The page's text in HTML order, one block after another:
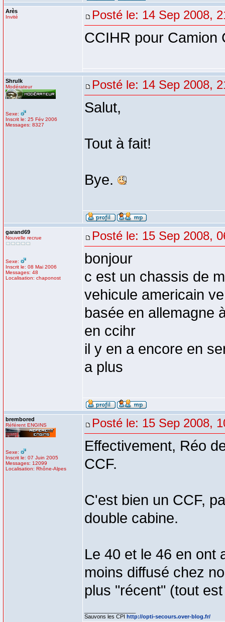
Arès
Invité Posté le: 14 Sep 2008,
CCIHR pour Camion
Shrulk
Modérateur
Sexe:
Inscrit le: 25 Fév 2006
Messages: 8327
Posté le: 14 Sep 2008,
Salut,
Tout à fait!
Bye.
garand69
Nouvelle recrue
Sexe:
Inscrit le: 08 Mai 2006
Messages: 48
Localisation: chaponost
Posté le: 15 Sep 2008,
bonjour
c est un chassis de
vehicule americain
basée en allemagne
en ccihr
il y en a encore en
a plus
brembored
Référent ENGINS
Sexe:
Inscrit le: 07 Juin 2005
Messages: 12099
Localisation: Rhône-Alpes
Posté le: 15 Sep 2008,
Effectivement, Réo
CCF.
C'est bien un CCF,
double cabine.
Le 40 et le 46 en ont
moins diffusé chez
plus "récent" (tout
Sauvons les CPI http://opti-secours.over-blog.fr/